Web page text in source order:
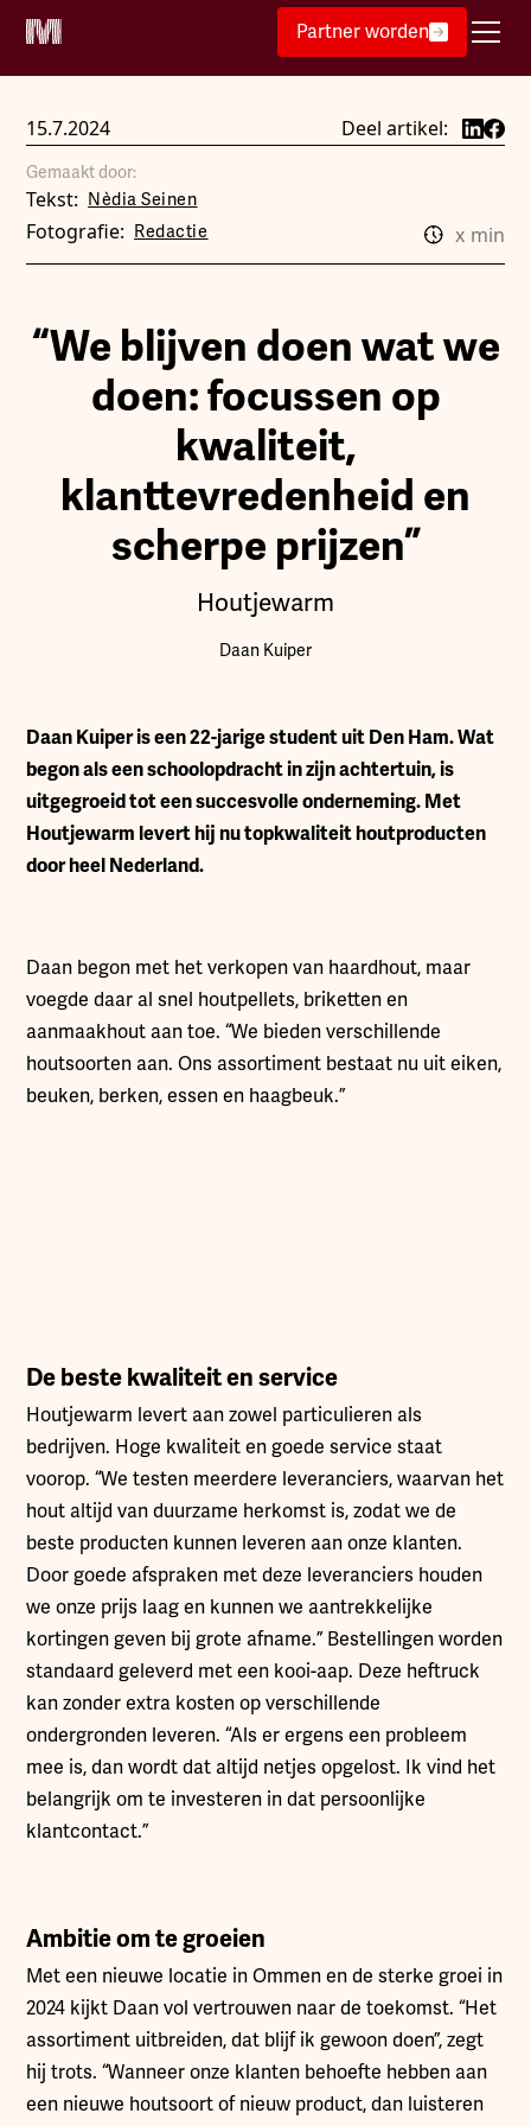
Partner worden
15.7.2024 Deel artikel:
Gemaakt door:
Tekst: Nèdia Seinen
Fotografie: Redactie x min
“We blijven doen wat we
doen: focussen op
kwaliteit,
klanttevredenheid en
scherpe prijzen”
Houtjewarm
Daan Kuiper
Daan Kuiper is een 22-jarige student uit Den Ham. Wat
begon als een schoolopdracht in zijn achtertuin, is
uitgegroeid tot een succesvolle onderneming. Met
Houtjewarm levert hij nu topkwaliteit houtproducten
door heel Nederland.
Daan begon met het verkopen van haardhout, maar
voegde daar al snel houtpellets, briketten en
aanmaakhout aan toe. “We bieden verschillende
houtsoorten aan. Ons assortiment bestaat nu uit eiken,
beuken, berken, essen en haagbeuk.”
De beste kwaliteit en service
Houtjewarm levert aan zowel particulieren als
bedrijven. Hoge kwaliteit en goede service staat
voorop. “We testen meerdere leveranciers, waarvan het
hout altijd van duurzame herkomst is, zodat we de
beste producten kunnen leveren aan onze klanten.
Door goede afspraken met deze leveranciers houden
we onze prijs laag en kunnen we aantrekkelijke
kortingen geven bij grote afname.” Bestellingen worden
standaard geleverd met een kooi-aap. Deze heftruck
kan zonder extra kosten op verschillende
ondergronden leveren. “Als er ergens een probleem
mee is, dan wordt dat altijd netjes opgelost. Ik vind het
belangrijk om te investeren in dat persoonlijke
klantcontact.”
Ambitie om te groeien
Met een nieuwe locatie in Ommen en de sterke groei in
2024 kijkt Daan vol vertrouwen naar de toekomst. “Het
assortiment uitbreiden, dat blijf ik gewoon doen”, zegt
hij trots. “Wanneer onze klanten behoefte hebben aan
een nieuwe houtsoort of nieuw product, dan luisteren